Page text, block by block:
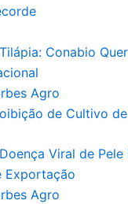
Agro
de Cultivo
Agro